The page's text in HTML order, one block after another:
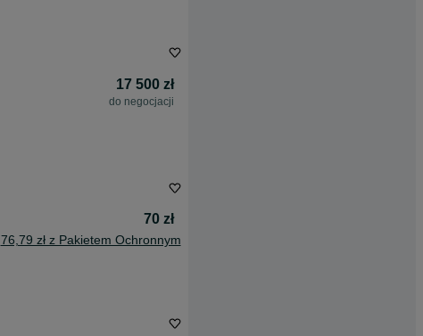
17 500 zł
do negocjacji
70 zł
76,79 zł z Pakietem Ochronnym